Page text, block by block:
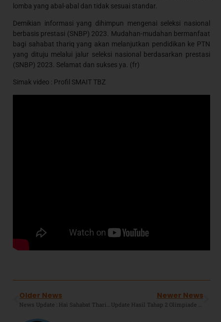
lomba yang abal-abal dan tidak sesuai standar.
Demikian informasi yang dihimpun mengenai seleksi nasional
berbasis prestasi (SNBP) 2023. Mudahan-mudahan bermanfaat
bagi sahabat thariq yang akan melanjutkan pendidikan ke PTN
yang dituju melalui jalur seleksi nasional berdasarkan prestasi
(SNBP) 2023. Selamat dan sukses ya. (fr)
Simak video : Profil SMAIT TBZ
Older News
News Update : Hai Sahabat Thariq, Berikut Jadwal SNPMB 2023. Cek Infonya Ya, Jangan Sampai Terlewat !
Newer News
Update Hasil Tahap 2 Olimpiade Matematika (Optika) 22 UIN Syarif Hidayatullah : Wakil SMPIT TBZ Boarding Lolos Ke Babak Semifinal.